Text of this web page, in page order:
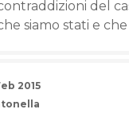
del
siamo stati e che
2015